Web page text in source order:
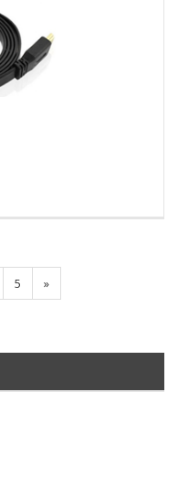
5 »Next